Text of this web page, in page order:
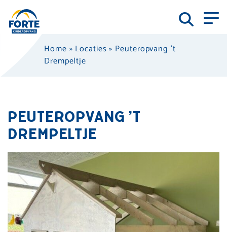
Home » Locaties» Peuteropvang ’t
Drempeltje
PEUTEROPVANG ’T
DREMPELTJE